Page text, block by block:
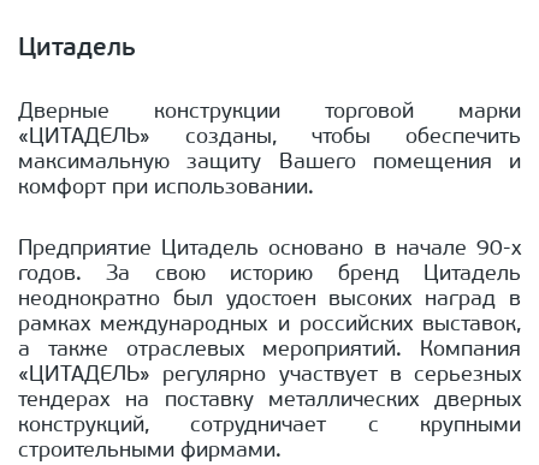
Цитадель
Дверные конструкции торговой марки
«ЦИТАДЕЛЬ» созданы, чтобы обеспечить
максимальную защиту Вашего помещения и
комфорт при использовании.
Предприятие Цитадель основано в начале 90-х
годов. За свою историю бренд Цитадель
неоднократно был удостоен высоких наград в
рамках международных и российских выставок,
а также отраслевых мероприятий. Компания
«ЦИТАДЕЛЬ» регулярно участвует в серьезных
тендерах на поставку металлических дверных
конструкций, сотрудничает с крупными
строительными фирмами.